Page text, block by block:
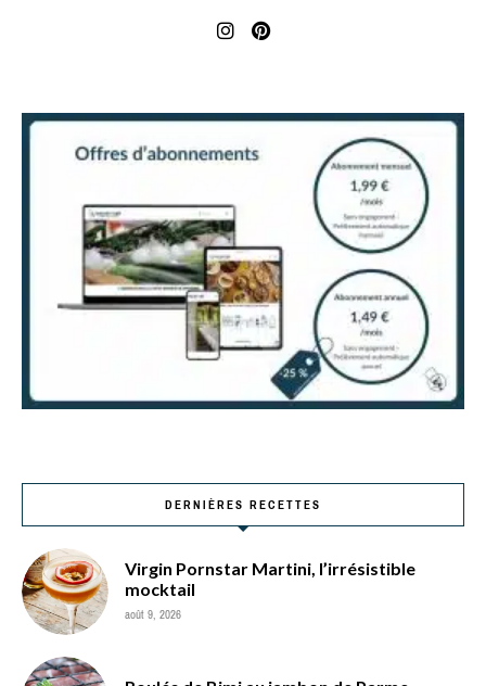
DERNIÈRES RECETTES
Virgin Pornstar Martini, l’irrésistible
mocktail
août 9, 2026